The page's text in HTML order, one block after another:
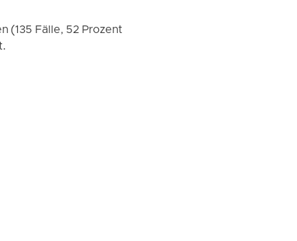
(135 Fälle, 52 Prozent